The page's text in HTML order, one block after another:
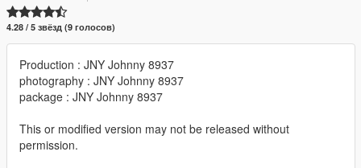
4.28 / 5 звёзд (9 голосов)
Production : JNY Johnny 8937
photography : JNY Johnny 8937
package : JNY Johnny 8937
This or modified version may not be released without
permission.